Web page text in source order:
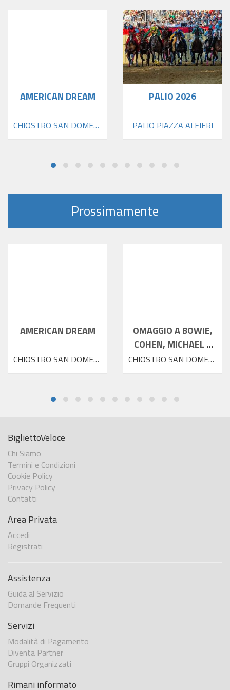
AMERICAN DREAM
CHIOSTRO SAN DOMENICO
PALIO 2026
PALIO PIAZZA ALFIERI
Prossimamente
AMERICAN DREAM
CHIOSTRO SAN DOMENICO
OMAGGIO A BOWIE,
COHEN, MICHAEL E
PRINCE
CHIOSTRO SAN DOMENICO
BigliettoVeloce
Chi Siamo
Termini e Condizioni
Cookie Policy
Privacy Policy
Contatti
Area Privata
Accedi
Registrati
Assistenza
Guida al Servizio
Domande Frequenti
Servizi
Modalità di Pagamento
Diventa Partner
Gruppi Organizzati
Rimani informato